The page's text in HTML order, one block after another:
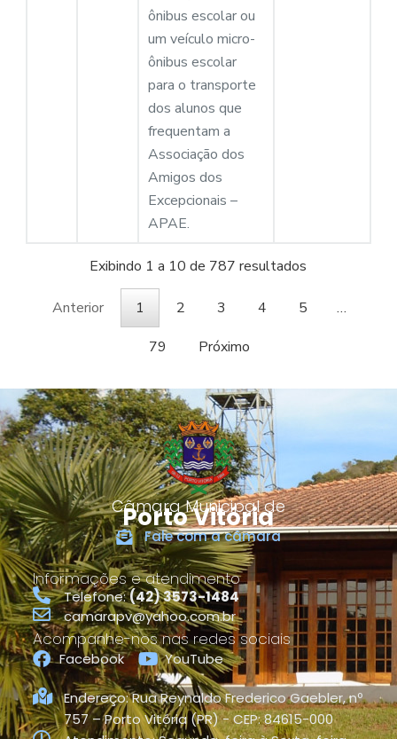
ônibus escolar ou
um veículo micro-
ônibus escolar
para o transporte
dos alunos que
frequentam a
Associação dos
Amigos dos
Excepcionais –
APAE.
Exibindo 1 a 10 de 787 resultados
Anterior 1 2 3 4 5
…
79
Próximo
Câmara Municipal de
Porto Vitória
Fale com a câmara
Informações e atendimento
Telefone:(42) 3573-1484
camarapv@yahoo.com.br
Acompanhe-nos nas redes sociais
Facebook YouTube
Endereço: Rua Reynaldo Frederico Gaebler, nº
757 – Porto Vitória (PR) - CEP: 84615-000